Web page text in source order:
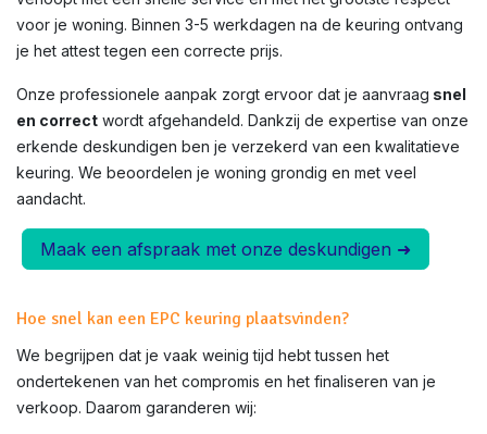
voor je woning. Binnen 3-5 werkdagen na de keuring ontvang
je het attest tegen een correcte prijs.
Onze professionele aanpak zorgt ervoor dat je aanvraag snel
en correct wordt afgehandeld. Dankzij de expertise van onze
erkende deskundigen ben je verzekerd van een kwalitatieve
keuring. We beoordelen je woning grondig en met veel
aandacht.
Maak een afspraak met onze deskundigen ➜
Hoe snel kan een EPC keuring plaatsvinden?
We begrijpen dat je vaak weinig tijd hebt tussen het
ondertekenen van het compromis en het finaliseren van je
verkoop. Daarom garanderen wij: